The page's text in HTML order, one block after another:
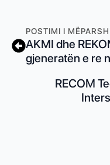
POSTIMI I
AKMI dhe
gjeneratën e re
RECOM